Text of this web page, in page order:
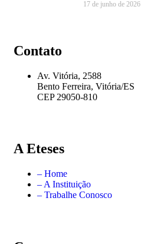
17 de junho de 2026
Contato
Av. Vitória, 2588
Bento Ferreira, Vitória/ES
CEP 29050-810
A Eteses
– Home
– A Instituição
– Trabalhe Conosco